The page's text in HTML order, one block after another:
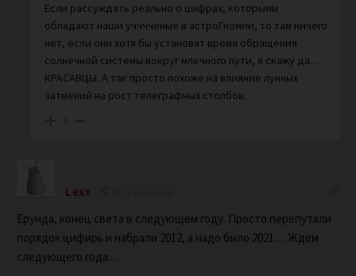
Если рассуждать реально о цифрах, которыми
обладают наши учччченые в астроГномии, то там ничего
нет, если они хотя бы установят время обращения
солнечной системы вокруг млечного пути, я скажу да…
КРАСАВЦЫ. А так просто похоже на влияние лунных
затмений на рост телеграфных столбов.
Lexx
Ерунда, конец света в следующем году. Просто перепутали
порядок цифирь и набрали 2012, а надо было 2021… Ждем
следующего года…